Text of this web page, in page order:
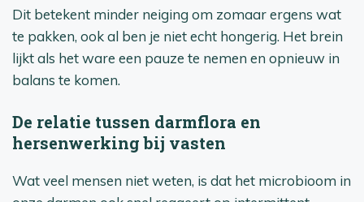
Dit betekent minder neiging om zomaar ergens wat
te pakken, ook al ben je niet echt hongerig. Het brein
lijkt als het ware een pauze te nemen en opnieuw in
balans te komen.
De relatie tussen darmflora en
hersenwerking bij vasten
Wat veel mensen niet weten, is dat het microbioom in